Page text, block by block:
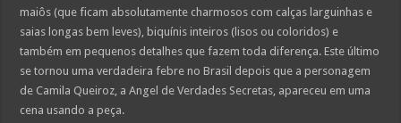
maiôs (que ficam absolutamente charmosos com calças larguinhas e
saias longas bem leves), biquínis inteiros (lisos ou coloridos) e
também em pequenos detalhes que fazem toda diferença. Este último
se tornou uma verdadeira febre no Brasil depois que a personagem
de Camila Queiroz, a Angel de Verdades Secretas, apareceu em uma
cena usando a peça.